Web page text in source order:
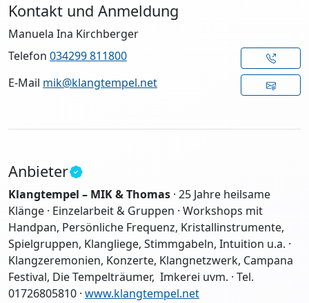
Kontakt und Anmeldung
Manuela Ina Kirchberger
Telefon 034299 811800
E-Mail mik@klangtempel.net
Anbieter
Klangtempel – MIK & Thomas · 25 Jahre heilsame
Klänge · Einzelarbeit & Gruppen · Workshops mit
Handpan, Persönliche Frequenz, Kristallinstrumente,
Spielgruppen, Klangliege, Stimmgabeln, Intuition u.a. ·
Klangzeremonien, Konzerte, Klangnetzwerk, Campana
Festival, Die Tempelträumer, Imkerei uvm. · Tel.
01726805810 · www.klangtempel.net